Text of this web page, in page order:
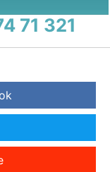
71 321